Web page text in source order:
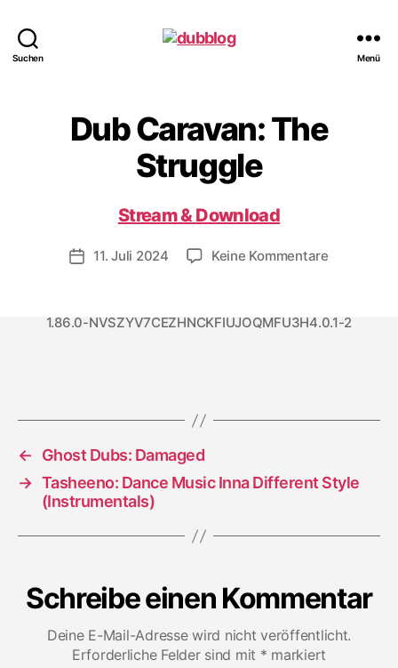
Suchen Menü
Dub Caravan: The
Struggle
Stream & Download
Veröffentlichungsdatum
11. Juli 2024 Keine Kommentarezu
The
Struggle
1.86.0-NVSZYV7CEZHNCKFIUJOQMFU3H4.0.1-2
←
Ghost Dubs: Damaged
→ Tasheeno: Dance Music Inna Different Style
(Instrumentals)
Schreibe einen Kommentar
Deine E-Mail-Adresse wird nicht veröffentlicht.
Erforderliche Felder sind mit * markiert